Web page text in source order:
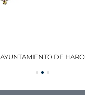
AYUNTAMIENTO DE HARO